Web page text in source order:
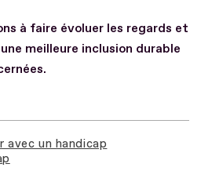
à faire évoluer les regards et
meilleure inclusion durable
avec un handicap